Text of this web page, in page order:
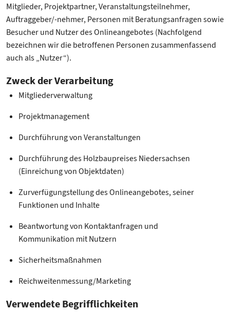
Mitglieder, Projektpartner, Veranstaltungsteilnehmer,
Auftraggeber/-nehmer, Personen mit Beratungsanfragen sowie
Besucher und Nutzer des Onlineangebotes (Nachfolgend
bezeichnen wir die betroffenen Personen zusammenfassend
auch als „Nutzer“).
Zweck der Verarbeitung
Mitgliederverwaltung
Projektmanagement
Durchführung von Veranstaltungen
Durchführung des Holzbaupreises Niedersachsen
(Einreichung von Objektdaten)
Zurverfügungstellung des Onlineangebotes, seiner
Funktionen und Inhalte
Beantwortung von Kontaktanfragen und
Kommunikation mit Nutzern
Sicherheitsmaßnahmen
Reichweitenmessung/Marketing
Verwendete Begrifflichkeiten